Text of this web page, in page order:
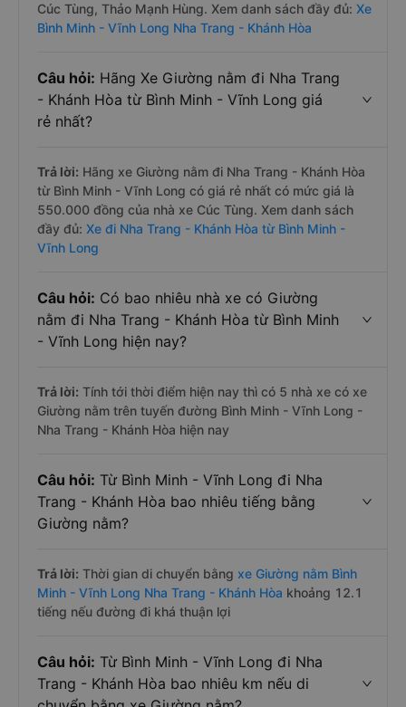
Cúc Tùng, Thảo Mạnh Hùng. Xem danh sách đầy đủ: Xe
Bình Minh - Vĩnh Long Nha Trang - Khánh Hòa
Câu hỏi: Hãng Xe Giường nằm đi Nha Trang
- Khánh Hòa từ Bình Minh - Vĩnh Long giá
rẻ nhất?
Trả lời: Hãng xe Giường nằm đi Nha Trang - Khánh Hòa
từ Bình Minh - Vĩnh Long có giá rẻ nhất có mức giá là
550.000 đồng của nhà xe Cúc Tùng. Xem danh sách
đầy đủ: Xe đi Nha Trang - Khánh Hòa từ Bình Minh -
Vĩnh Long
Câu hỏi: Có bao nhiêu nhà xe có Giường
nằm đi Nha Trang - Khánh Hòa từ Bình Minh
- Vĩnh Long hiện nay?
Trả lời: Tính tới thời điểm hiện nay thì có 5 nhà xe có xe
Giường nằm trên tuyến đường Bình Minh - Vĩnh Long -
Nha Trang - Khánh Hòa hiện nay
Câu hỏi: Từ Bình Minh - Vĩnh Long đi Nha
Trang - Khánh Hòa bao nhiêu tiếng bằng
Giường nằm?
Trả lời: Thời gian di chuyển bằng xe Giường nằm Bình
Minh - Vĩnh Long Nha Trang - Khánh Hòa khoảng 12.1
tiếng nếu đường đi khá thuận lợi
Câu hỏi: Từ Bình Minh - Vĩnh Long đi Nha
Trang - Khánh Hòa bao nhiêu km nếu di